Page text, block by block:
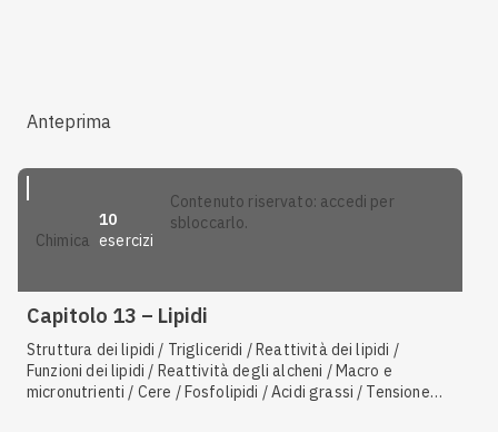
Anteprima
chimica
10
esercizi
contenuto riservato: accedi per
sbloccarlo.
Capitolo 13 – Lipidi
Struttura dei lipidi / Trigliceridi / Reattività dei lipidi /
Funzioni dei lipidi / Reattività degli alcheni / Macro e
micronutrienti / Cere / Fosfolipidi / Acidi grassi / Tensione